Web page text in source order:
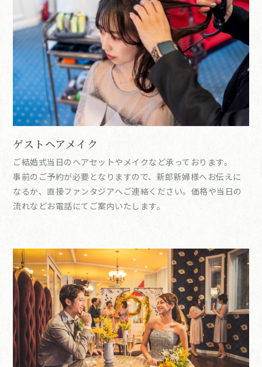
ゲストヘアメイク
ご結婚式当日のヘアセットやメイクなど承っております。
事前のご予約が必要となりますので、新郎新婦様へお伝えに
なるか、直接ファンタジアへご連絡ください。価格や当日の
流れなどお電話にてご案内いたします。